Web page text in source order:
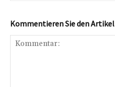
Kommentieren Sie den Artikel